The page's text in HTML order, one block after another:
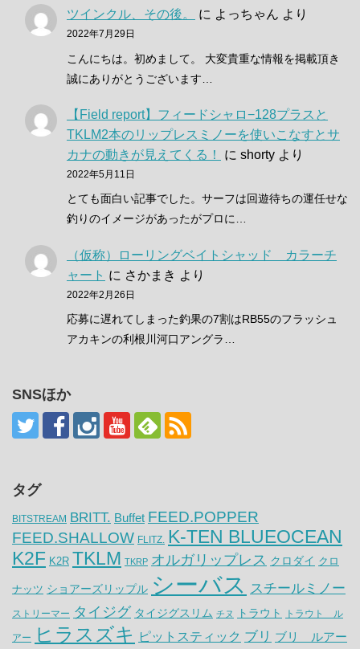
ツインクル、その後。 に よっちゃん より
2022年7月29日
こんにちは。初めまして。 大変貴重な情報を掲載頂き
誠にありがとうございます…
【Field report】フィードシャロ−128プラスと
TKLM2本のリップレスミノーを使いこなすとサ
カナの動きが見えてくる！
に shorty より
2022年5月11日
とても面白い記事でした。サーフは回遊待ちの運任せな
釣りのイメージがあったがプロに…
（仮称）ローリングベイトシャッド カラーチ
ャート に さかまき より
2022年2月26日
応募に遅れてしまった釣果の7割はRB55のフラッシュ
アカキンの利根川河口アングラ…
SNSほか
タグ
BITSTREAM BRITT. Buffet FEED.POPPER
FEED.SHALLOW FLITZ.
K-TEN BLUEOCEAN
K2F K2R TKLM TKRP オルガリップレス クロダイ クロ
ナッツ ショアーズリップル シーバス スチールミノー
ストリーマー タイジグ タイジグスリム チヌ トラウト トラウト ル
アー ヒラスズキ ピットスティック ブリ ブリ ルアー